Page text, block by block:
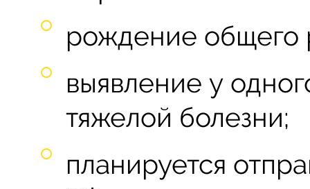
рождение общего
выявление у
тяжелой болезни;
планируется